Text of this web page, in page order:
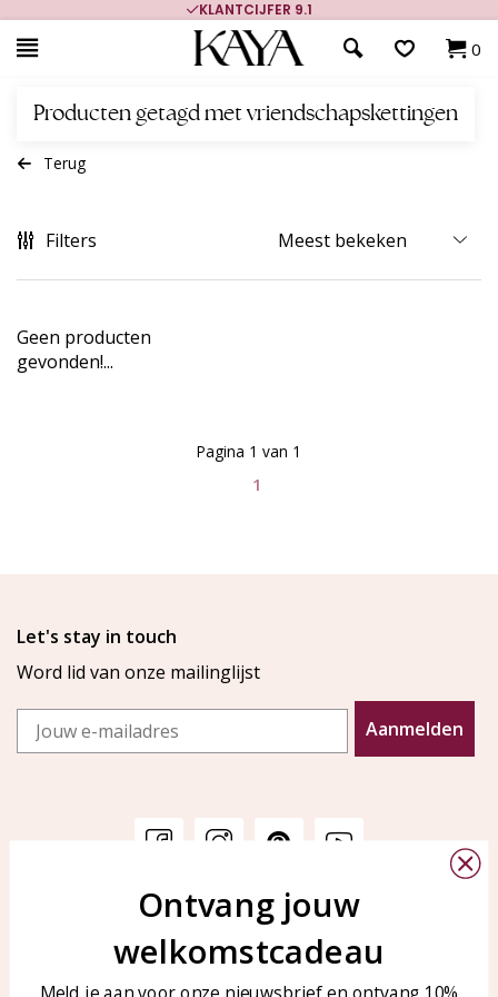
KLANTCIJFER 9.1
0
Producten getagd met vriendschapskettingen
Terug
Filters
Geen producten
gevonden!...
1
Pagina 1 van 1
Let's stay in touch
Word lid van onze mailinglijst
Email
Aanmelden
Veelgestelde vragen
Sieraden onderhouden
KAYA Sieraden
Bellen of WhatsApp Ma-Vr
tussen 09:00-17:00
Ontvang jouw
welkomstcadeau
Meld je aan voor onze nieuwsbrief en ontvang 10%